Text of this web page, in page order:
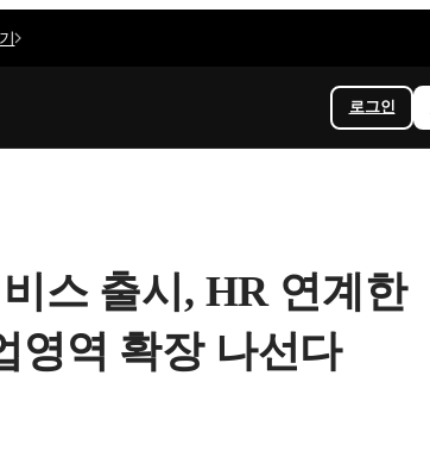
로그인
스 출시, HR 연계한
영역 확장 나선다